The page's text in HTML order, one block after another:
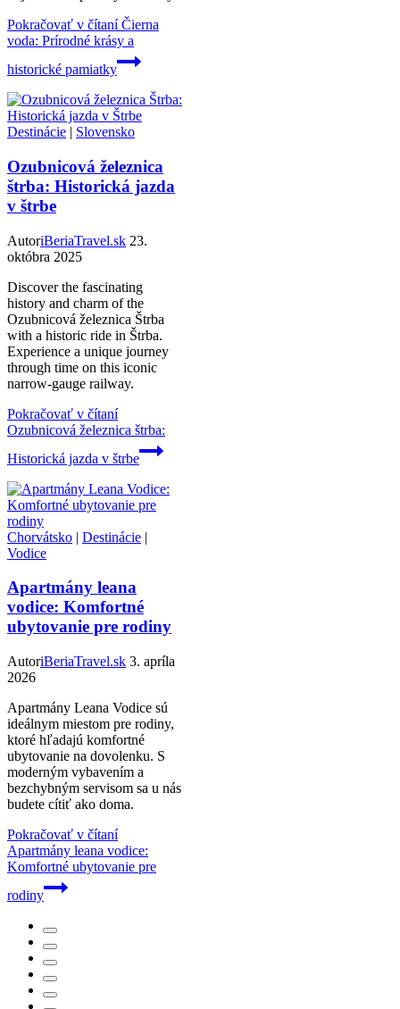
Pokračovať v čítaníČierna
voda: Prírodné krásy a
historické pamiatky
Destinácie | Slovensko
Ozubnicová železnica
štrba: Historická jazda
v štrbe
AutoriBeriaTravel.sk 23.
októbra 2025
Discover the fascinating
history and charm of the
Ozubnicová železnica Štrba
with a historic ride in Štrba.
Experience a unique journey
through time on this iconic
narrow-gauge railway.
Pokračovať v čítaní
Ozubnicová železnica štrba:
Historická jazda v štrbe
Chorvátsko | Destinácie |
Vodice
Apartmány leana
vodice: Komfortné
ubytovanie pre rodiny
AutoriBeriaTravel.sk 3. apríla
2026
Apartmány Leana Vodice sú
ideálnym miestom pre rodiny,
ktoré hľadajú komfortné
ubytovanie na dovolenku. S
moderným vybavením a
bezchybným servisom sa u nás
budete cítiť ako doma.
Pokračovať v čítaní
Apartmány leana vodice:
Komfortné ubytovanie pre
rodiny